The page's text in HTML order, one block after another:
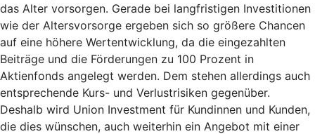
das Alter vorsorgen. Gerade bei langfristigen Investitionen
wie der Altersvorsorge ergeben sich so größere Chancen
auf eine höhere Wertentwicklung, da die eingezahlten
Beiträge und die Förderungen zu 100 Prozent in
Aktienfonds angelegt werden. Dem stehen allerdings auch
entsprechende Kurs- und Verlustrisiken gegenüber.
Deshalb wird Union Investment für Kundinnen und Kunden,
die dies wünschen, auch weiterhin ein Angebot mit einer